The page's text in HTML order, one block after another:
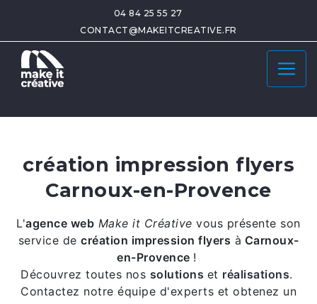
04 84 25 55 27
CONTACT@MAKEITCREATIVE.FR
création impression flyers
Carnoux-en-Provence
L'agence web Make it Créativevous présente son
service de création impression flyers à Carnoux-
en-Provence !
Découvrez toutes nos solutions et réalisations.
Contactez notre équipe d'experts et obtenez un